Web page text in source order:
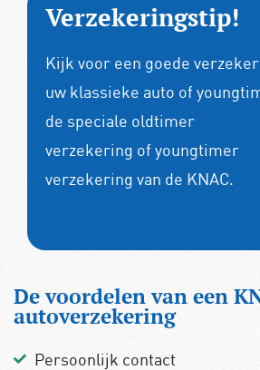
Verzekeringstip!
Kijk voor een goede
uw klassieke auto of
de speciale oldtimer
verzekering of youngtimer
verzekering van de KNAC.
De voordelen van een
autoverzekering
Persoonlijk contact